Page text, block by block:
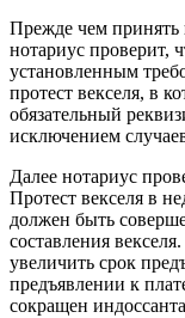
Прежде чем принять
нотариус проверит,
установленным
протест векселя, в
обязательный
исключением
Далее нотариус
Протест векселя в
должен быть
составления
увеличить срок
предъявлении к
сокращен